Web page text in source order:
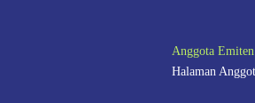
Anggota Emiten
Halaman